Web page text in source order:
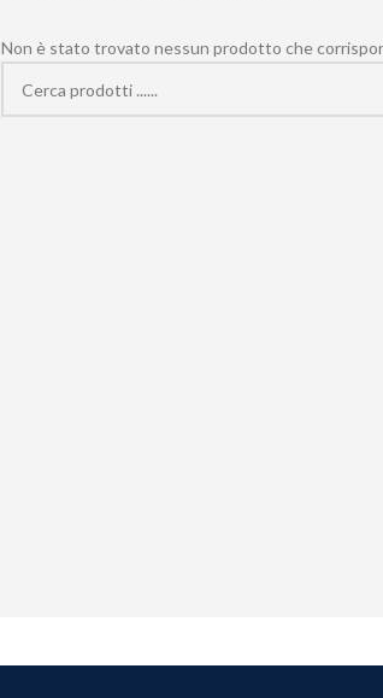
Non è stato trovato nessun prodotto che